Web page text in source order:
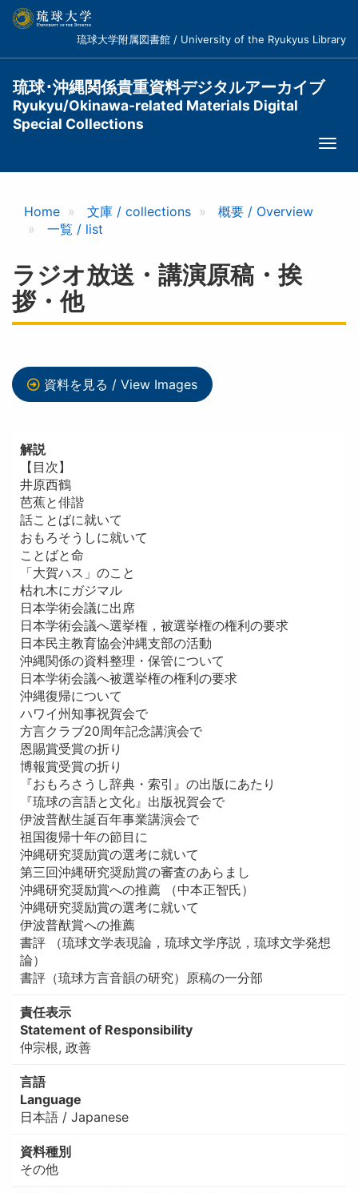
コ
琉球大学附属図書館 / University of the Ryukyus Library
琉球･沖縄関係貴重資料デジタルアーカイブ
Ryukyu/Okinawa-related Materials Digital
Special Collections
Home 文庫 / collections
概要 / Overview
一覧 / list
ラジオ放送・講演原稿・挨
拶・他
資料を見る / View Images
解説
【目次】
井原西鶴
芭蕉と俳諧
話ことばに就いて
おもろそうしに就いて
ことばと命
「大賀ハス」のこと
枯れ木にガジマル
日本学術会議に出席
日本学術会議へ選挙権，被選挙権の権利の要求
日本民主教育協会沖縄支部の活動
沖縄関係の資料整理・保管について
日本学術会議へ被選挙権の権利の要求
沖縄復帰について
ハワイ州知事祝賀会で
方言クラブ20周年記念講演会で
恩賜賞受賞の折り
博報賞受賞の折り
『おもろさうし辞典・索引』の出版にあたり
『琉球の言語と文化』出版祝賀会で
伊波普猷生誕百年事業講演会で
祖国復帰十年の節目に
沖縄研究奨励賞の選考に就いて
第三回沖縄研究奨励賞の審査のあらまし
沖縄研究奨励賞への推薦 （中本正智氏）
沖縄研究奨励賞の選考に就いて
伊波普猷賞への推薦
書評 （琉球文学表現論，琉球文学序説，琉球文学発想
論）
書評（琉球方言音韻の研究）原稿の一分部
責任表示
Statement of Responsibility
仲宗根, 政善
言語
Language
日本語 / Japanese
資料種別
その他